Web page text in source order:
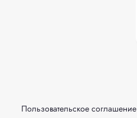
Пользовательское соглашение